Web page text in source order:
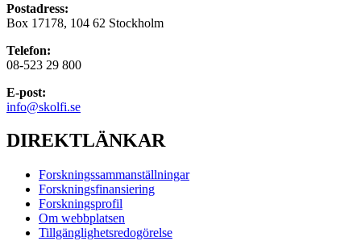
Postadress:
Box 17178, 104 62 Stockholm
Telefon:
08-523 29 800
E-post:
info@skolfi.se
DIREKTLÄNKAR
Forskningssammanställningar
Forskningsfinansiering
Forskningsprofil
Om webbplatsen
Tillgänglighetsredogörelse